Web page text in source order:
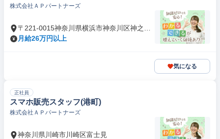
株式会社ＡＰパートナーズ
〒221-0015神奈川県横浜市神奈川区神之木
町
月給26万円以上
気になる
正社員
スマホ販売スタッフ(港町)
株式会社ＡＰパートナーズ
神奈川県川崎市川崎区富士見